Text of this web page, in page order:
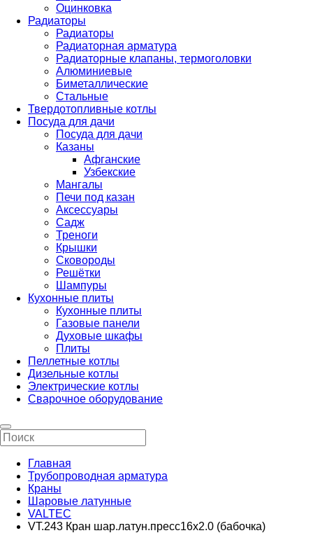
Оцинковка
Радиаторы
Радиаторы
Радиаторная арматура
Радиаторные клапаны, термоголовки
Алюминиевые
Биметаллические
Стальные
Твердотопливные котлы
Посуда для дачи
Посуда для дачи
Казаны
Афганские
Узбекские
Мангалы
Печи под казан
Аксессуары
Садж
Треноги
Крышки
Сковороды
Решётки
Шампуры
Кухонные плиты
Кухонные плиты
Газовые панели
Духовые шкафы
Плиты
Пеллетные котлы
Дизельные котлы
Электрические котлы
Сварочное оборудование
Главная
Трубопроводная арматура
Краны
Шаровые латунные
VALTEC
VT.243 Кран шар.латун.пресс16х2.0 (бабочка)